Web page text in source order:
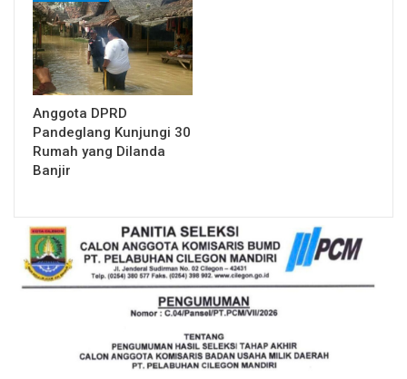
Anggota DPRD
Pandeglang Kunjungi 30
Rumah yang Dilanda
Banjir